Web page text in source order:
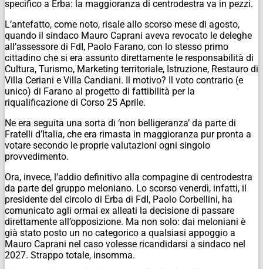
specifico a Erba: la maggioranza di centrodestra va in pezzi.
L’antefatto, come noto, risale allo scorso mese di agosto,
quando il sindaco Mauro Caprani aveva revocato le deleghe
all’assessore di FdI, Paolo Farano, con lo stesso primo
cittadino che si era assunto direttamente le responsabilità di
Cultura, Turismo, Marketing territoriale, Istruzione, Restauro di
Villa Ceriani e Villa Candiani. Il motivo? Il voto contrario (e
unico) di Farano al progetto di fattibilità per la
riqualificazione di Corso 25 Aprile.
Ne era seguita una sorta di ‘non belligeranza’ da parte di
Fratelli d’Italia, che era rimasta in maggioranza pur pronta a
votare secondo le proprie valutazioni ogni singolo
provvedimento.
Ora, invece, l’addio definitivo alla compagine di centrodestra
da parte del gruppo meloniano. Lo scorso venerdì, infatti, il
presidente del circolo di Erba di FdI, Paolo Corbellini, ha
comunicato agli ormai ex alleati la decisione di passare
direttamente all’opposizione. Ma non solo: dai meloniani è
già stato posto un no categorico a qualsiasi appoggio a
Mauro Caprani nel caso volesse ricandidarsi a sindaco nel
2027. Strappo totale, insomma.